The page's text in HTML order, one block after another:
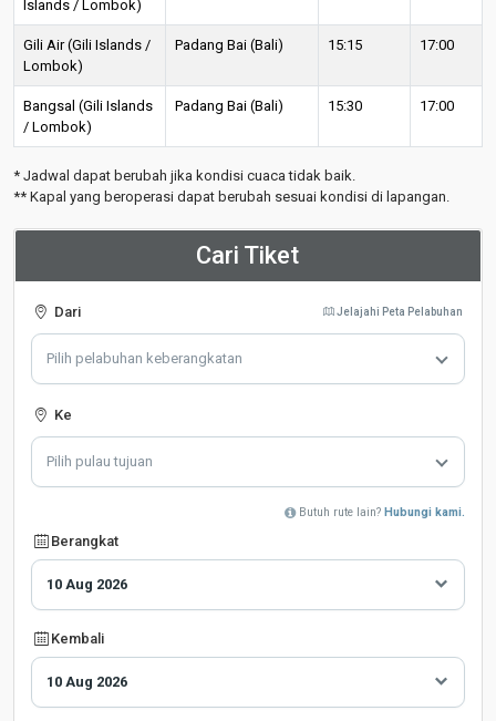
Islands / Lombok)
Gili Air (Gili Islands /
Lombok)
Padang Bai (Bali) 15:15 17:00
Bangsal (Gili Islands
/ Lombok)
Padang Bai (Bali) 15:30 17:00
* Jadwal dapat berubah jika kondisi cuaca tidak baik.
** Kapal yang beroperasi dapat berubah sesuai kondisi di lapangan.
Cari Tiket
Dari Jelajahi Peta Pelabuhan
Pilih pelabuhan keberangkatan
Ke
Pilih pulau tujuan
Butuh rute lain? Hubungi kami.
Berangkat
Kembali